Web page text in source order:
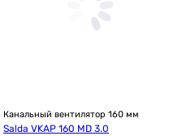
Канальный вентилятор 160 мм
Salda VKAP 160 MD 3.0